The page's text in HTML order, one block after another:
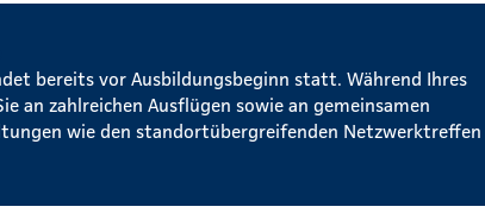
bereits vor Ausbildungsbeginn statt. Während Ihres
an zahlreichen Ausflügen sowie an gemeinsamen
wie den standortübergreifenden Netzwerktreffen